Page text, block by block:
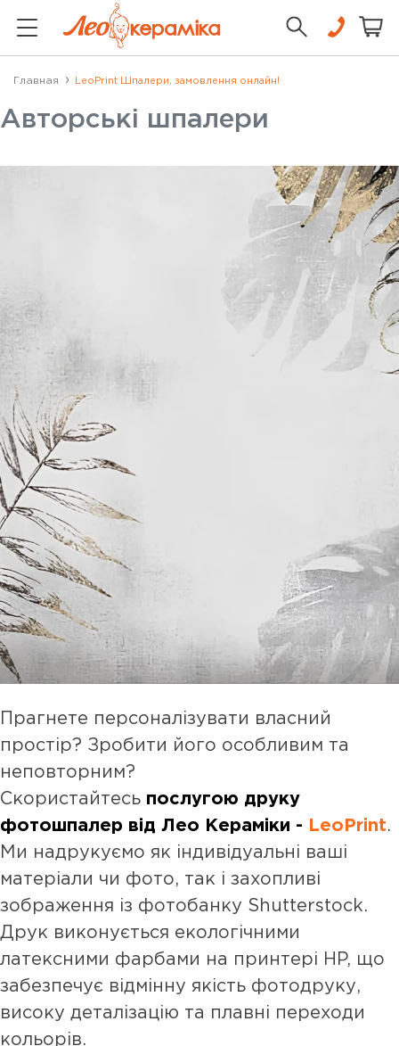
Главная LeoPrint Шпалери, замовлення онлайн!
Авторські шпалери
Прагнете персоналізувати власний
простір? Зробити його особливим та
неповторним?
Скористайтесь послугою друку
фотошпалер від Лео Кераміки -
LeoPrint.
Ми надрукуємо як індивідуальні ваші
матеріали чи фото, так і захопливі
зображення із фотобанку Shutterstock.
Друк виконується екологічними
латексними фарбами на принтері HP, що
забезпечує відмінну якість фотодруку,
високу деталізацію та плавні переходи
кольорів.